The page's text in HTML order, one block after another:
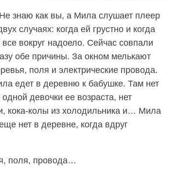
Не знаю как вы, а Мила слушает плеер
случаях: когда ей грустно и когда
все вокруг надоело. Сейчас совпали
обе причины. За окном мелькают
поля и электрические провода.
едет в деревню к бабушке. Там нет
одной девочки ее возраста, нет
кока-колы из холодильника и… Мила
нет в деревне, когда вдруг
поля, провода…